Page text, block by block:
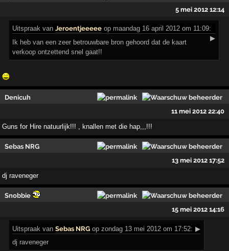
5 mei 2012 12:14
Uitspraak vanJeroentjeeeee op maandag 16 april 2012 om 11:09:
▶
Ik heb van een zeer betrouwbare bron gehoord dat de kaart
verkoop ontzettend snel gaat!!
Denicuh
11 mei 2012 22:40
Guns for Hire natuurlijk!!! , knallen met die hap,,,!!!
Sebas NRG
13 mei 2012 17:52
dj raveneger
Snobbie
15 mei 2012 14:16
Uitspraak vanSebas NRG op zondag 13 mei 2012 om 17:52: ▶
dj raveneger